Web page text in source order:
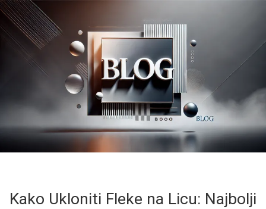
Kako Ukloniti Fleke na Licu: Najbolji